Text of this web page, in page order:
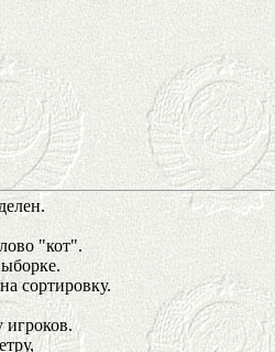
"кот".
сортировку.
игроков.